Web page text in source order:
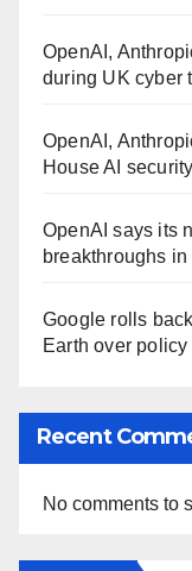
OpenAI,
during UK cyber
OpenAI,
House AI
OpenAI says its
breakthroughs
Google rolls
Earth over
Recent
No comments to